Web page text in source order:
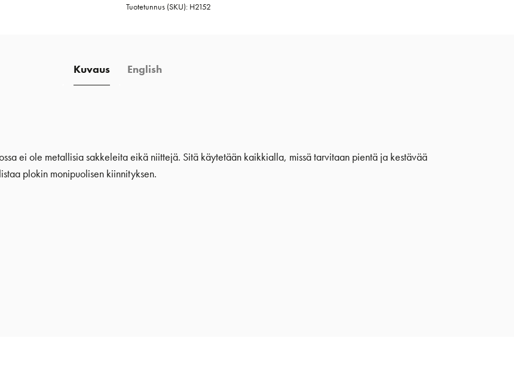
Tuotetunnus (SKU): H2152
Kuvaus English
ei ole metallisia sakkeleita eikä niittejä. Sitä käytetään kaikkialla, missä tarvitaan pientä ja kestävää
plokin monipuolisen kiinnityksen.